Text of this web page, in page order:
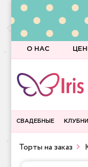
О НАС
СВАДЕБНЫЕ
Торты на заказ